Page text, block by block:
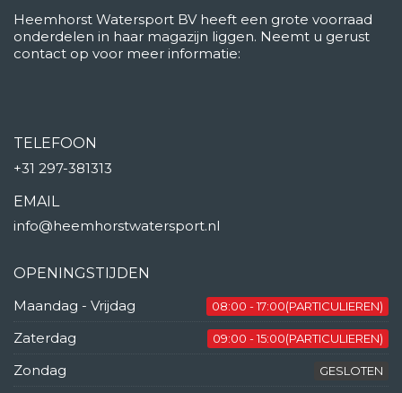
Heemhorst Watersport BV heeft een grote voorraad
onderdelen in haar magazijn liggen. Neemt u gerust
contact op voor meer informatie:
TELEFOON
+31 297-381313
EMAIL
info@heemhorstwatersport.nl
OPENINGSTIJDEN
Maandag - Vrijdag
08:00 - 17:00(PARTICULIEREN)
Zaterdag 09:00 - 15:00(PARTICULIEREN)
Zondag GESLOTEN